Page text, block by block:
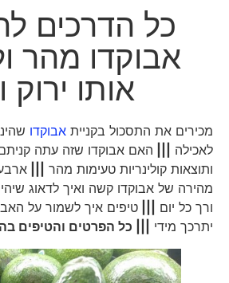
כל הדרכים
אבוקדו מהר
אותו ירוק
מכירים את התסכול בקנייתאבוקדושהינו
לאכילה|||
האם אבוקדו שזה עתה קניתם,
ותוצאות קולינריות טעימות מהר|||
ארבע
מהירה של אבוקדו קשה ואיך לדאוג שיהיה
ורך כל יום|||
טיפים איך לשמור על
יתרכך מידי||| כל הפרטים והטיפים